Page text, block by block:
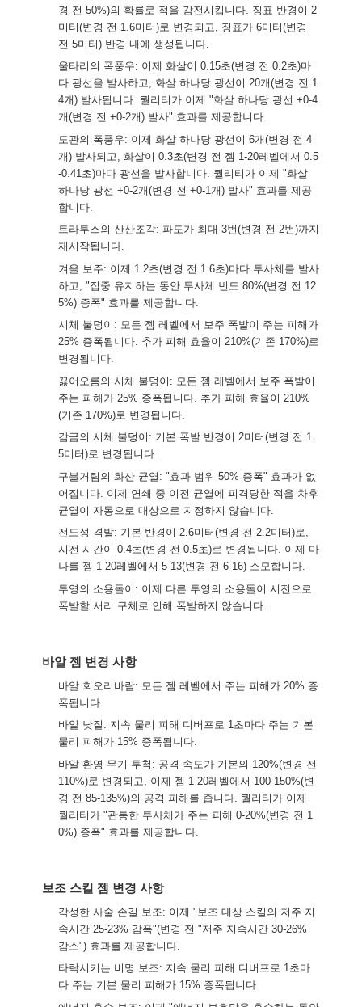
경 전 50%)의 확률로 적을 감전시킵니다. 징표 반경이 2
미터(변경 전 1.6미터)로 변경되고, 징표가 6미터(변경
전 5미터) 반경 내에 생성됩니다.
울타리의 폭풍우: 이제 화살이 0.15초(변경 전 0.2초)마
다 광선을 발사하고, 화살 하나당 광선이 20개(변경 전 1
4개) 발사됩니다. 퀄리티가 이제 "화살 하나당 광선 +0-4
개(변경 전 +0-2개) 발사" 효과를 제공합니다.
도관의 폭풍우: 이제 화살 하나당 광선이 6개(변경 전 4
개) 발사되고, 화살이 0.3초(변경 전 젬 1-20레벨에서 0.5
-0.41초)마다 광선을 발사합니다. 퀄리티가 이제 "화살
하나당 광선 +0-2개(변경 전 +0-1개) 발사" 효과를 제공
합니다.
트라투스의 산산조각: 파도가 최대 3번(변경 전 2번)까지
재시작됩니다.
겨울 보주: 이제 1.2초(변경 전 1.6초)마다 투사체를 발사
하고, "집중 유지하는 동안 투사체 빈도 80%(변경 전 12
5%) 증폭" 효과를 제공합니다.
시체 불덩이: 모든 젬 레벨에서 보주 폭발이 주는 피해가
25% 증폭됩니다. 추가 피해 효율이 210%(기존 170%)로
변경됩니다.
끓어오름의 시체 불덩이: 모든 젬 레벨에서 보주 폭발이
주는 피해가 25% 증폭됩니다. 추가 피해 효율이 210%
(기존 170%)로 변경됩니다.
감금의 시체 불덩이: 기본 폭발 반경이 2미터(변경 전 1.
5미터)로 변경됩니다.
구불거림의 화산 균열: "효과 범위 50% 증폭" 효과가 없
어집니다. 이제 연쇄 중 이전 균열에 피격당한 적을 차후
균열이 자동으로 대상으로 지정하지 않습니다.
전도성 격발: 기본 반경이 2.6미터(변경 전 2.2미터)로,
시전 시간이 0.4초(변경 전 0.5초)로 변경됩니다. 이제 마
나를 젬 1-20레벨에서 5-13(변경 전 6-16) 소모합니다.
투영의 소용돌이: 이제 다른 투영의 소용돌이 시전으로
폭발할 서리 구체로 인해 폭발하지 않습니다.
바알 젬 변경 사항
바알 회오리바람: 모든 젬 레벨에서 주는 피해가 20% 증
폭됩니다.
바알 낫질: 지속 물리 피해 디버프로 1초마다 주는 기본
물리 피해가 15% 증폭됩니다.
바알 환영 무기 투척: 공격 속도가 기본의 120%(변경 전
110%)로 변경되고, 이제 젬 1-20레벨에서 100-150%(변
경 전 85-135%)의 공격 피해를 줍니다. 퀄리티가 이제
퀄리티가 "관통한 투사체가 주는 피해 0-20%(변경 전 1
0%) 증폭" 효과를 제공합니다.
보조 스킬 젬 변경 사항
각성한 사술 손길 보조: 이제 "보조 대상 스킬의 저주 지
속시간 25-23% 감폭"(변경 전 "저주 지속시간 30-26%
감소") 효과를 제공합니다.
타락시키는 비명 보조: 지속 물리 피해 디버프로 1초마
다 주는 기본 물리 피해가 15% 증폭됩니다.